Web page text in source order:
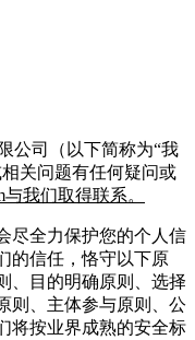
公司（以下简称为“我
关问题有任何疑问或
与我们取得联系。
尽全力保护您的个人信
的信任，恪守以下原
、目的明确原则、选择
则、主体参与原则、公
将按业界成熟的安全标